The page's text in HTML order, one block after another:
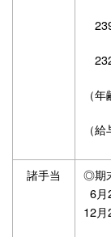
（
（
諸手当
◎期
6月
12月